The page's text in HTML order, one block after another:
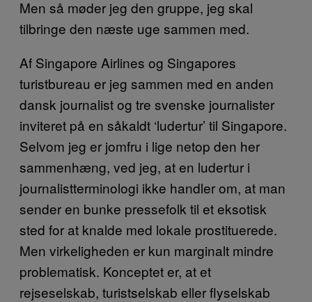
Men så møder jeg den gruppe, jeg skal
tilbringe den næste uge sammen med.
Af Singapore Airlines og Singapores
turistbureau er jeg sammen med en anden
dansk journalist og tre svenske journalister
inviteret på en såkaldt ‘ludertur’ til Singapore.
Selvom jeg er jomfru i lige netop den her
sammenhæng, ved jeg, at en ludertur i
journalistterminologi ikke handler om, at man
sender en bunke pressefolk til et eksotisk
sted for at knalde med lokale prostituerede.
Men virkeligheden er kun marginalt mindre
problematisk. Konceptet er, at et
rejseselskab, turistselskab eller flyselskab